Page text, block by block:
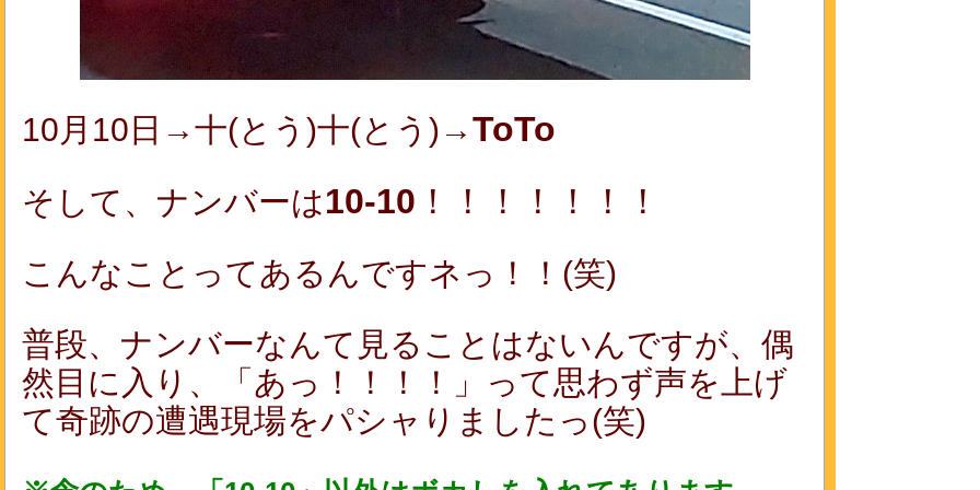
10月10日→十(とう)十(とう)→ToTo
そして、ナンバーは10-10 ！！！！！！！
こんなことってあるんですネっ！！(笑)
普段、ナンバーなんて見ることはないんですが、偶
然目に入り、「あっ！！！！」って思わず声を上げ
て奇跡の遭遇現場をパシャりましたっ(笑)